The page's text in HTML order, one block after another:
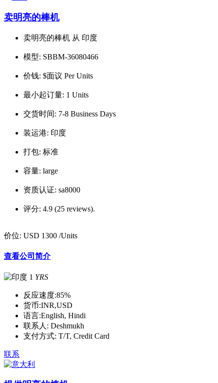
卖明亮的棒机
卖明亮的棒机 从 印度
模型: SBBM-36080466
价钱: $面议 Per Units
最小起订量: 1 Units
交货时间: 7-8 Business Days
装运港: 印度
打包: 标准
容量: large
资质认证: sa8000
评分: 4.9 (25 reviews).
价位: USD 1300 /Units
查看公司简介
1 YRS
反应速度:85%
货币:INR,USD
语言:English, Hindi
联系人: Deshmukh
支付方式: T/T, Credit Card
联系